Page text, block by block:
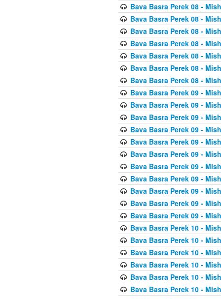
Bava Basra Perek 08 -
Bava Basra Perek 08 -
Bava Basra Perek 08 -
Bava Basra Perek 08 -
Bava Basra Perek 08 -
Bava Basra Perek 08 -
Bava Basra Perek 08 -
Bava Basra Perek 09 -
Bava Basra Perek 09 -
Bava Basra Perek 09 -
Bava Basra Perek 09 -
Bava Basra Perek 09 -
Bava Basra Perek 09 -
Bava Basra Perek 09 -
Bava Basra Perek 09 -
Bava Basra Perek 09 -
Bava Basra Perek 09 -
Bava Basra Perek 09 -
Bava Basra Perek 10 -
Bava Basra Perek 10 -
Bava Basra Perek 10 -
Bava Basra Perek 10 -
Bava Basra Perek 10 -
Bava Basra Perek 10 -